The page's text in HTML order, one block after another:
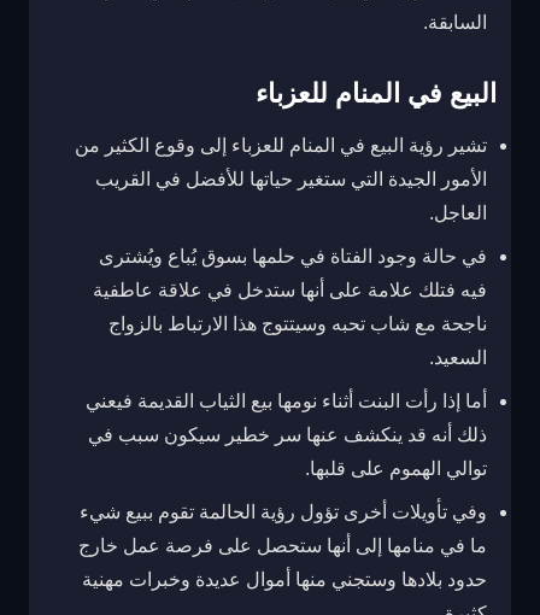
السابقة.
البيع في المنام للعزباء
تشير رؤية البيع في المنام للعزباء إلى وقوع الكثير من
الأمور الجيدة التي ستغير حياتها للأفضل في القريب
العاجل.
في حالة وجود الفتاة في حلمها بسوق يُباع ويُشترى
فيه فتلك علامة على أنها ستدخل في علاقة عاطفية
ناجحة مع شاب تحبه وسيتتوج هذا الارتباط بالزواج
السعيد.
أما إذا رأت البنت أثناء نومها بيع الثياب القديمة فيعني
ذلك أنه قد ينكشف عنها سر خطير سيكون سبب في
توالي الهموم على قلبها.
وفي تأويلات أخرى تؤول رؤية الحالمة تقوم ببيع شيء
ما في منامها إلى أنها ستحصل على فرصة عمل خارج
حدود بلادها وستجني منها أموال عديدة وخبرات مهنية